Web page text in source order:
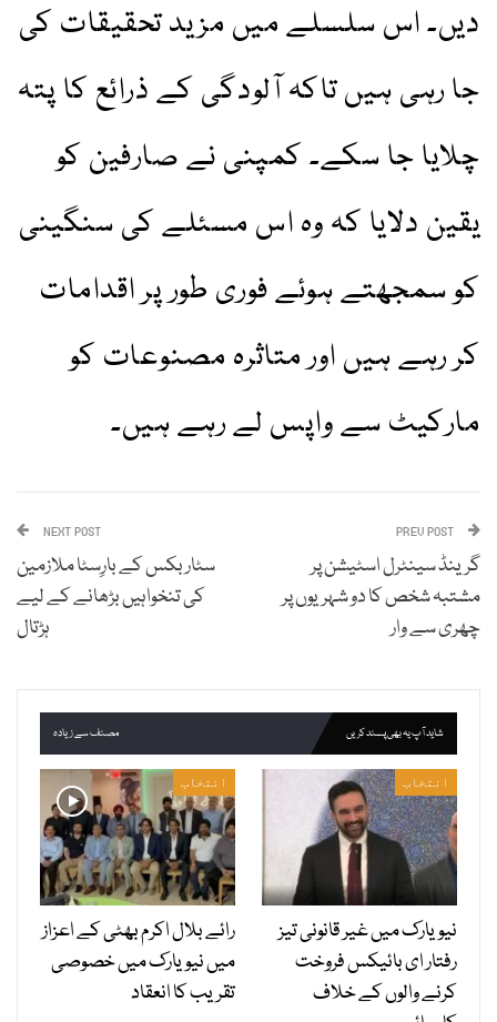
دیں۔ اس سلسلے میں مزید تحقیقات کی
جا رہی ہیں تاکہ آلودگی کے ذرائع کا پتہ
چلایا جا سکے۔ کمپنی نے صارفین کو
یقین دلایا کہ وہ اس مسئلے کی سنگینی
کو سمجھتے ہوئے فوری طور پر اقدامات
کر رہے ہیں اور متاثرہ مصنوعات کو
مارکیٹ سے واپس لے رہے ہیں۔
گرینڈ سینٹرل اسٹیشن پر
مشتبہ شخص کا دو شہریوں پر
چھری سے وار
NEXT POST
سٹاربکس کے بارِسٹا ملازمین
کی تنخواہیں بڑھانے کے لیے
ہڑتال
شاید آپ یہ بھی پسند کریں مصنف سے زیادہ
انتخاب
نیویارک میں غیر قانونی تیز
رفتار ای بائیکس فروخت
کرنے والوں کے خلاف
انتخاب
رائے بلال اکرم بھٹی کے اعزاز
میں نیویارک میں خصوصی
تقریب کا انعقاد